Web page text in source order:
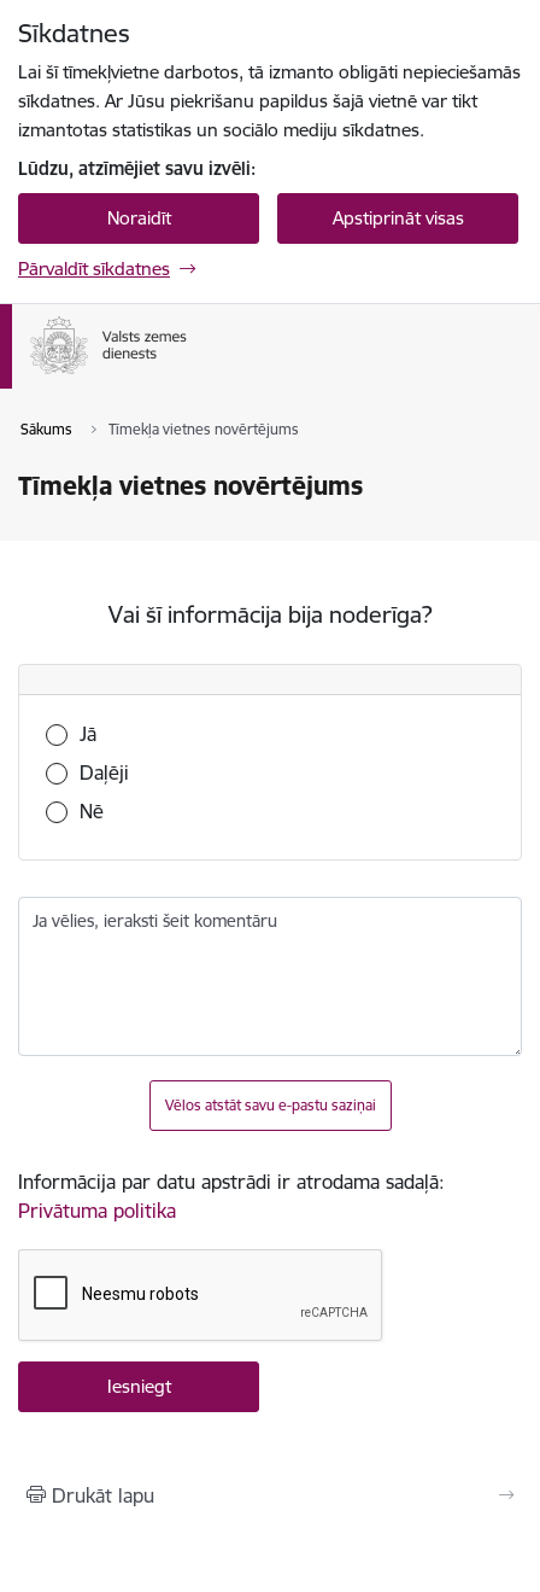
Sīkdatnes
Lai šī tīmekļvietne darbotos, tā izmanto obligāti nepieciešamās
sīkdatnes. Ar Jūsu piekrišanu papildus šajā vietnē var tikt
izmantotas statistikas un sociālo mediju sīkdatnes.
Lūdzu, atzīmējiet savu izvēli:
Noraidīt Apstiprināt visas
Pārvaldīt sīkdatnes
Sākums Tīmekļa vietnes novērtējums
Tīmekļa vietnes novērtējums
Vai šī informācija bija noderīga?
Vai šī informācija bija noderīga?
Jā
Daļēji
Nē
Ja vēlies, ieraksti šeit komentāru
Vēlos atstāt savu e-pastu saziņai
Informācija par datu apstrādi ir atrodama sadaļā:
Privātuma politika
Drukāt lapu